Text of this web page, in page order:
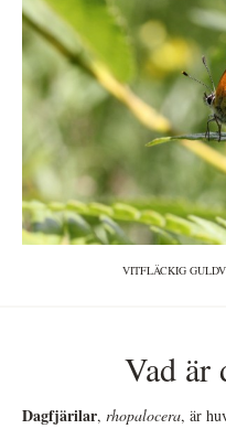
VITFLÄCKIG
Vad är
Dagfjärilar, rhopalocera, är